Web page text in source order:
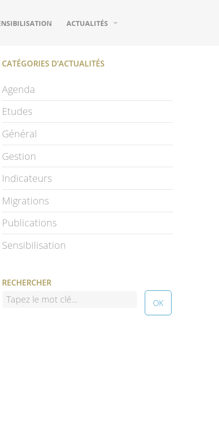
ACTUALITÉS
MIGRATIONS
CATÉGORIES D’ACTUALITÉS
Agenda
Etudes
Général
Gestion
Indicateurs
Migrations
Publications
Sensibilisation
RECHERCHER